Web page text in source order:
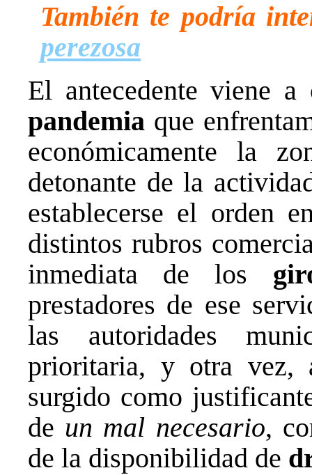
También te podría
perezosa
El antecedente viene
pandemia que
económicamente la
detonante de la
establecerse el orden
distintos rubros
inmediata de los
prestadores de ese
las autoridades
prioritaria, y otra vez,
surgido como
de un mal necesario,
de la disponibilidad de